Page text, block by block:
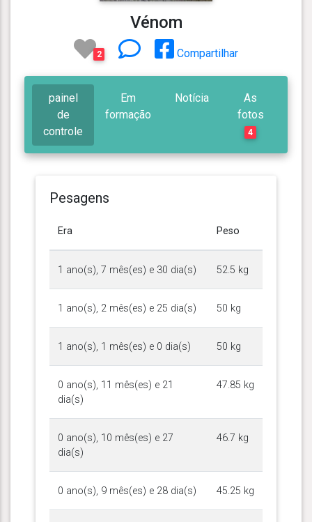
Vénom
2 Compartilhar
painel
de
controle
Em
formação
Notícia
As
fotos
4
Pesagens
Era Peso
1 ano(s), 7 mês(es) e 30 dia(s) 52.5 kg
1 ano(s), 2 mês(es) e 25 dia(s) 50 kg
1 ano(s), 1 mês(es) e 0 dia(s) 50 kg
0 ano(s), 11 mês(es) e 21
dia(s)
47.85 kg
0 ano(s), 10 mês(es) e 27
dia(s)
46.7 kg
0 ano(s), 9 mês(es) e 28 dia(s) 45.25 kg